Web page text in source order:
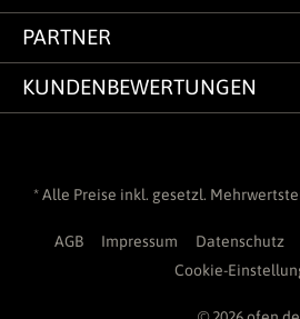
PARTNER
KUNDENBEWERTUNGEN
* Alle Preise inkl. gesetzl.
AGB Impressum Datenschutz
Cookie-